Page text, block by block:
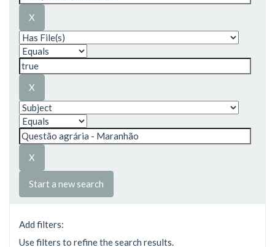
Start a new search
Add filters:
Use filters to refine the search results.